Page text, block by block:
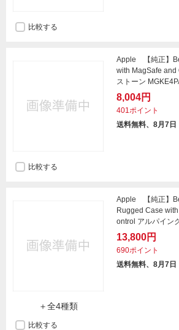
比較する
Apple 【純正】
with MagSafe and
ストーン
8,004円
401ポイント
送料無料、8月7日
比較する
＋全4種類
Apple 【純正】
Rugged Case
ontrol アルパイン
13,800円
690ポイント
送料無料、8月7日
比較する